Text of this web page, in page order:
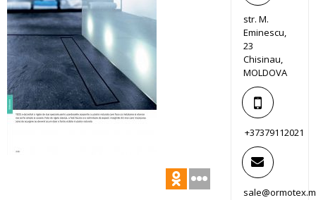
str. M.
Eminescu,
23
Chisinau,
MOLDOVA
+37379112021